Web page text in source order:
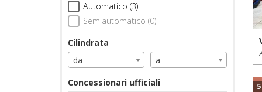
Automatico (3)
Semiautomatico (0)
Cilindrata
da
a
Concessionari ufficiali